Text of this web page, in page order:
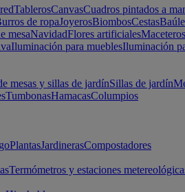
TablerosCanvasCuadros pintados a
de ropaJoyerosBiombosCestas
mesaNavidadFlores artificialesMaceteros
Iluminación para mueblesIluminación
mesas y sillas de jardínSillas de jardín
TumbonasHamacasColumpios
PlantasJardinerasCompostadores
Termómetros y estaciones